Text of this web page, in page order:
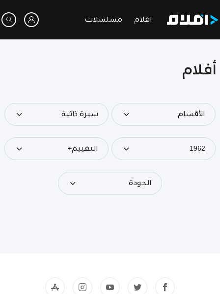
افلام مسلسلات
أفلام
الأقسام سيرة ذاتية
1962 التقييم+
الجودة